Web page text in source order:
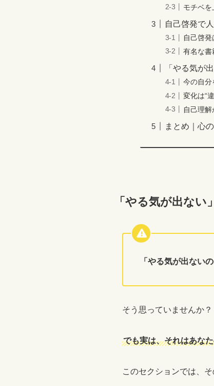
モチベを
自己啓発で
自己啓
有名な書
「やる気が
今の自分
変化は“
自己理
まとめ｜心
「やる気が出ない
「やる気が出ない
そう思っていませんか？
でも実は、それはあな
このセクションでは、